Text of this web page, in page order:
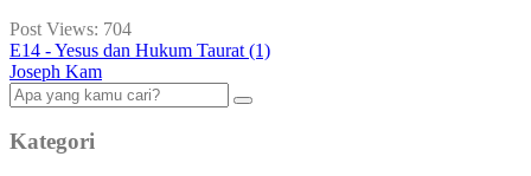
Post Views: 704
E14 - Yesus dan Hukum Taurat (1)
Joseph Kam
Kategori